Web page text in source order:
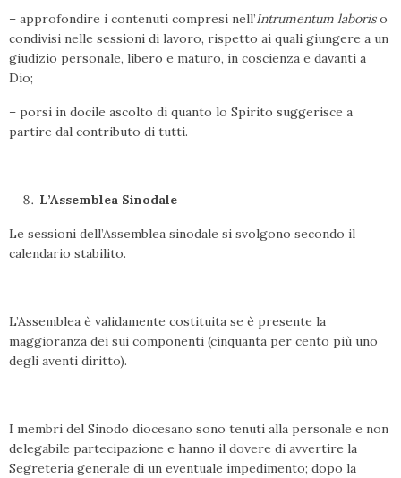
– approfondire i contenuti compresi nell’Intrumentum laboriso
condivisi nelle sessioni di lavoro, rispetto ai quali giungere a un
giudizio personale, libero e maturo, in coscienza e davanti a
Dio;
– porsi in docile ascolto di quanto lo Spirito suggerisce a
partire dal contributo di tutti.
L’Assemblea Sinodale
Le sessioni dell’Assemblea sinodale si svolgono secondo il
calendario stabilito.
L’Assemblea è validamente costituita se è presente la
maggioranza dei sui componenti (cinquanta per cento più uno
degli aventi diritto).
I membri del Sinodo diocesano sono tenuti alla personale e non
delegabile partecipazione e hanno il dovere di avvertire la
Segreteria generale di un eventuale impedimento; dopo la